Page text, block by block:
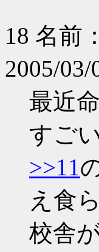
18 名前：
2005/
最近
すご
>>11
え食
校舎